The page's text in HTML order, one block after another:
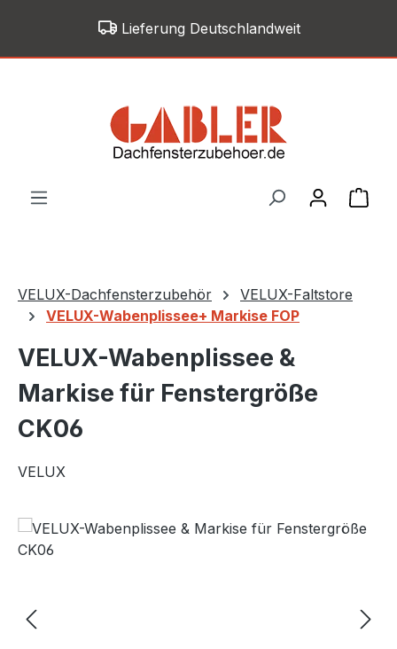
Zum Hauptinhalt springenLieferung Deutschlandweit
VELUX-Dachfensterzubehör
VELUX-Faltstore
VELUX-Wabenplissee+ Markise FOP
VELUX-Wabenplissee &
Markise für Fenstergröße
CK06
VELUX
Bildergalerie überspringen